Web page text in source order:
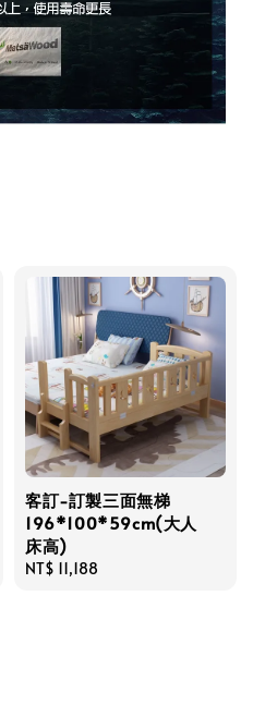
客訂-訂製三面無梯
196*100*59cm(大人
床高)
Regular
NT$ 11,188